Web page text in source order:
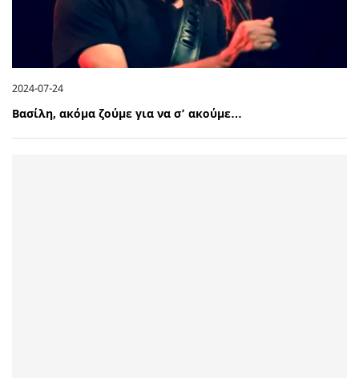
2024-07-24
Βασίλη, ακόμα ζούμε για να σ’ ακούμε…